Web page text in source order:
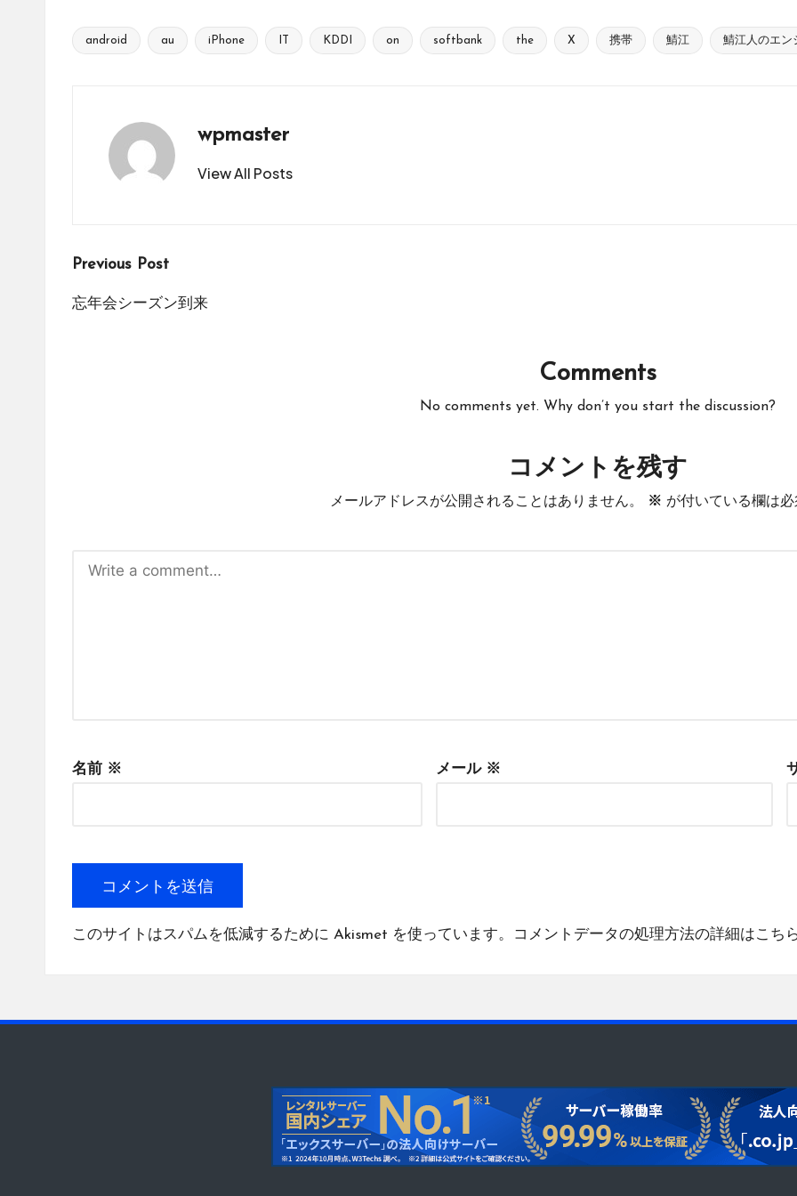
Tags:
android au iPhone KDDI on softbank the X 携帯 鯖江 鯖江人のエン
wpmaster
View All Posts
Post
navigation
Previous Post
忘年会シーズン到来
Comments
No comments yet. Why don’t you start the discussion?
コメントを残す
メールアドレスが公開されることはありません。 ※ が付いている欄は
名前 ※ メール ※
このサイトはスパムを低減するために Akismet を使っています。 コメントデータの処理方法の詳細はこち